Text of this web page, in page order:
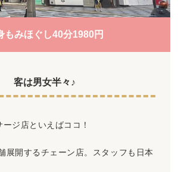
もみほぐし40分1980円
客は男女半々♪
ジ店といえばココ！
展開するチェーン店。スタッフも日本